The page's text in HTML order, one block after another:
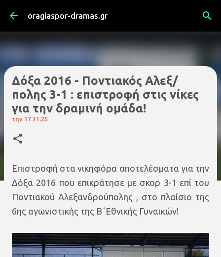
Μετάβαση στο κύριο περιεχόμενο
oragiaspor-dramas.gr
Δόξα 2016 - Ποντιακός Αλεξ/
πολης 3-1 : επιστροφή στις νίκες
για την δραμινή ομάδα!
την 17.11.25
Επιστροφή στα νικηφόρα αποτελέσματα για την
Δόξα 2016 που επικράτησε με σκορ 3-1 επί του
Ποντιακού Αλεξανδρούπολης , στο πλαίσιο της
6ης αγωνιστικής της Β΄Εθνικής Γυναικών!